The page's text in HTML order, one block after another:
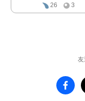
ていたことが分かり
きます。1974 年、
て「私はイメージを
とは非常に遠く、
26
3
友